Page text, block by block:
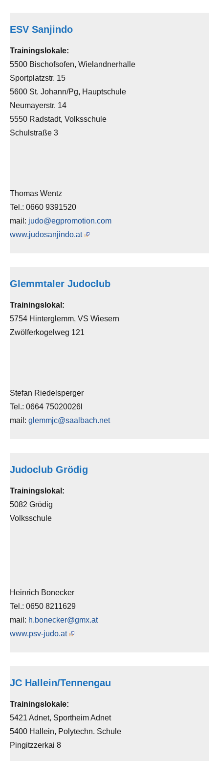
ESV Sanjindo
Trainingslokale:
5500 Bischofsofen, Wielandnerhalle
Sportplatzstr. 15
5600 St. Johann/Pg, Hauptschule
Neumayerstr. 14
5550 Radstadt, Volksschule
Schulstraße 3
Thomas Wentz
Tel.: 0660 9391520
mail: judo@egpromotion.com
www.judosanjindo.at
Glemmtaler Judoclub
Trainingslokal:
5754 Hinterglemm, VS Wiesern
Zwölferkogelweg 121
Stefan Riedelsperger
Tel.: 0664 75020026l
mail: glemmjc@saalbach.net
Judoclub Grödig
Trainingslokal:
5082 Grödig
Volksschule
Heinrich Bonecker
Tel.: 0650 8211629
mail: h.bonecker@gmx.at
www.psv-judo.at
JC Hallein/Tennengau
Trainingslokale:
5421 Adnet, Sportheim Adnet
5400 Hallein, Polytechn. Schule
Pingitzzerkai 8